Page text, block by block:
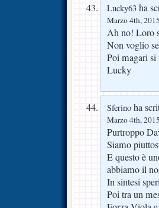
Lucky63 ha
Marzo 4th,
Ah no! Loro
Non voglio
Poi magari
Lucky
Sferino ha
Marzo 4th,
Purtroppo
Siamo
E questo è
abbiamo il
In sintesi
Poi tra un